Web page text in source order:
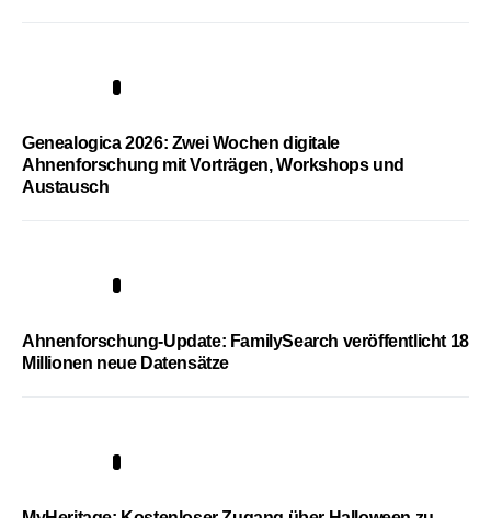
Genealogica 2026: Zwei Wochen digitale
Ahnenforschung mit Vorträgen, Workshops und
Austausch
Ahnenforschung-Update: FamilySearch veröffentlicht 18
Millionen neue Datensätze